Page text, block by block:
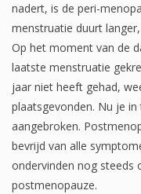
nadert, is de peri-
menstruatie duurt
Op het moment van de
laatste menstruatie
jaar niet heeft gehad,
plaatsgevonden. Nu je
aangebroken.
bevrijd van alle
ondervinden nog steeds
postmenopauze.